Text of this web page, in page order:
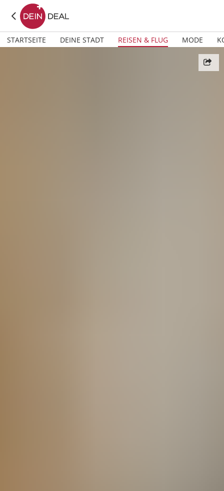
STARTSEITE DEINE STADT REISEN & FLUG MODE